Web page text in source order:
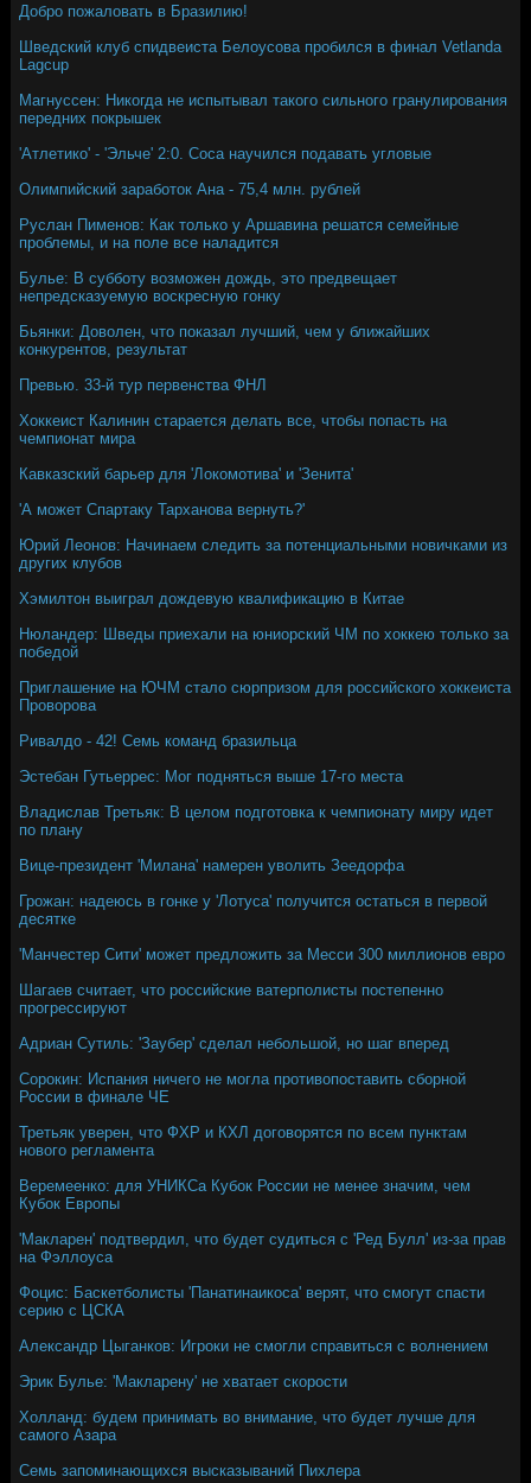
Добро пожаловать в Бразилию!
Шведский клуб спидвеиста Белоусова пробился в финал Vetlanda
Lagcup
Магнуссен: Никогда не испытывал такого сильного гранулирования
передних покрышек
'Атлетико' - 'Эльче' 2:0. Соса научился подавать угловые
Олимпийский заработок Ана - 75,4 млн. рублей
Руслан Пименов: Как только у Аршавина решатся семейные
проблемы, и на поле все наладится
Булье: В субботу возможен дождь, это предвещает
непредсказуемую воскресную гонку
Бьянки: Доволен, что показал лучший, чем у ближайших
конкурентов, результат
Превью. 33-й тур первенства ФНЛ
Хоккеист Калинин старается делать все, чтобы попасть на
чемпионат мира
Кавказский барьер для 'Локомотива' и 'Зенита'
'А может Спартаку Тарханова вернуть?'
Юрий Леонов: Начинаем следить за потенциальными новичками из
других клубов
Хэмилтон выиграл дождевую квалификацию в Китае
Нюландер: Шведы приехали на юниорский ЧМ по хоккею только за
победой
Приглашение на ЮЧМ стало сюрпризом для российского хоккеиста
Проворова
Ривалдо - 42! Семь команд бразильца
Эстебан Гутьеррес: Мог подняться выше 17-го места
Владислав Третьяк: В целом подготовка к чемпионату миру идет
по плану
Вице-президент 'Милана' намерен уволить Зеедорфа
Грожан: надеюсь в гонке у 'Лотуса' получится остаться в первой
десятке
'Манчестер Сити' может предложить за Месси 300 миллионов евро
Шагаев считает, что российские ватерполисты постепенно
прогрессируют
Адриан Сутиль: 'Заубер' сделал небольшой, но шаг вперед
Сорокин: Испания ничего не могла противопоставить сборной
России в финале ЧЕ
Третьяк уверен, что ФХР и КХЛ договорятся по всем пунктам
нового регламента
Веремеенко: для УНИКСа Кубок России не менее значим, чем
Кубок Европы
'Макларен' подтвердил, что будет судиться с 'Ред Булл' из-за прав
на Фэллоуса
Фоцис: Баскетболисты 'Панатинаикоса' верят, что смогут спасти
серию с ЦСКА
Александр Цыганков: Игроки не смогли справиться с волнением
Эрик Булье: 'Макларену' не хватает скорости
Холланд: будем принимать во внимание, что будет лучше для
самого Азара
Семь запоминающихся высказываний Пихлера